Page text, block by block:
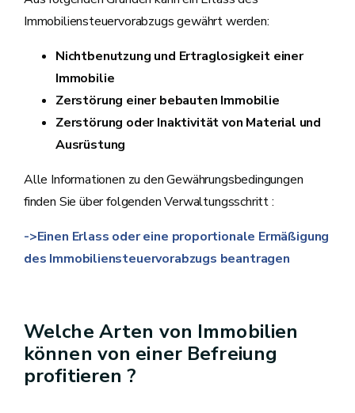
Immobiliensteuervorabzugs gewährt werden:
Nichtbenutzung und Ertraglosigkeit einer
Immobilie
Zerstörung einer bebauten Immobilie
Zerstörung oder Inaktivität von Material und
Ausrüstung
Alle Informationen zu den Gewährungsbedingungen
finden Sie über folgenden Verwaltungsschritt :
->Einen Erlass oder eine proportionale Ermäßigung
des Immobiliensteuervorabzugs beantragen
Welche Arten von Immobilien
können von einer Befreiung
profitieren ?